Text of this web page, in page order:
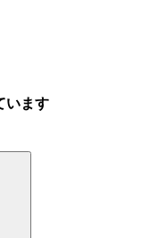
います